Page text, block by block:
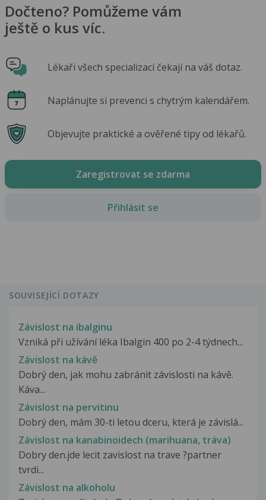
Dočteno? Pomůžeme vám
ještě o kus víc.
Lékaři všech specializací čekají na váš dotaz.
Naplánujte si prevenci s chytrým kalendářem.
Objevujte praktické a ověřené tipy od lékařů.
Zaregistrovat se zdarma
Přihlásit se
SOUVISEJÍCÍ DOTAZY
Závislost na ibalginu
Vzniká při užívání léka Ibalgin 400 po 2-4 týdnech...
Závislost na kávě
Dobrý den, jak mohu zabránit závislosti na kávě.
Káva...
Závislost na pervitinu
Dobrý den, mám 30-ti letou dceru, která je závislá...
Závislost na kanabinoidech (marihuana, tráva)
Dobry den.jde lecit zavislost na trave ?partner
tvrdi...
Závislost na alkoholu